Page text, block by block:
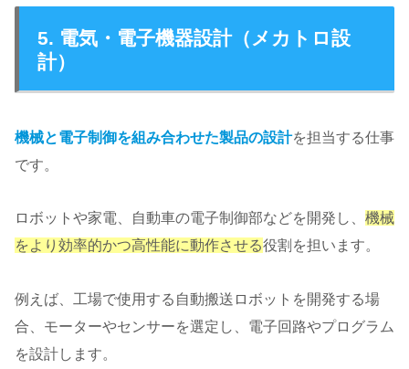
5. 電気・電子機器設計（メカトロ設
計）
機械と電子制御を組み合わせた製品の設計を担当する仕事
です。
ロボットや家電、自動車の電子制御部などを開発し、 機械
をより効率的かつ高性能に動作させる役割を担います。
例えば、工場で使用する自動搬送ロボットを開発する場
合、モーターやセンサーを選定し、電子回路やプログラム
を設計します。